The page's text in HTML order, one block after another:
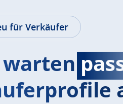
für Verkäufer
warten